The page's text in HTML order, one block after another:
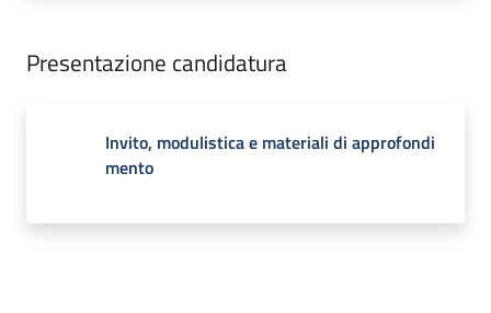
Presentazione candidatura
Invito, modulistica e materiali di approfondi
mento